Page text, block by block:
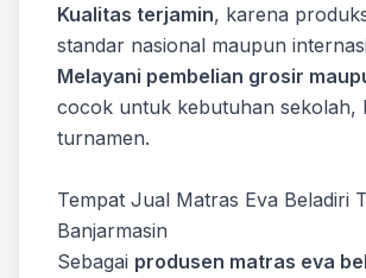
Kualitas terjamin, karena
standar nasional maupun
Melayani pembelian grosir
cocok untuk kebutuhan sekolah,
turnamen.
Tempat Jual Matras Eva Beladiri
Banjarmasin
Sebagai produsen matras eva